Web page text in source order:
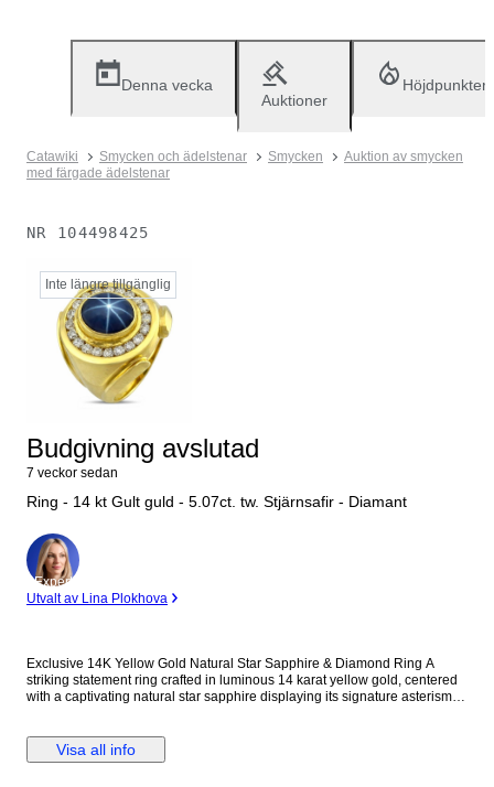
Denna vecka
Auktioner
Höjdpunkter
Catawiki Smycken och ädelstenar Smycken
Auktion av smycken
med färgade ädelstenar
NR 104498425
Inte längre tillgänglig
Budgivning avslutad
7 veckor sedan
Ring - 14 kt Gult guld - 5.07ct. tw. Stjärnsafir - Diamant
Expert
Utvalt av Lina Plokhova
Exclusive 14K Yellow Gold Natural Star Sapphire & Diamond Ring A
striking statement ring crafted in luminous 14 karat yellow gold, centered
with a captivating natural star sapphire displaying its signature asterism
adding refined contrast and light. A bold yet elegant piece with impressive
weight and presence on the hand. Metal: 14K Yellow Gold Stones:
Visa all info